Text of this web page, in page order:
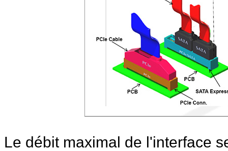
Le débit maximal de l'interface